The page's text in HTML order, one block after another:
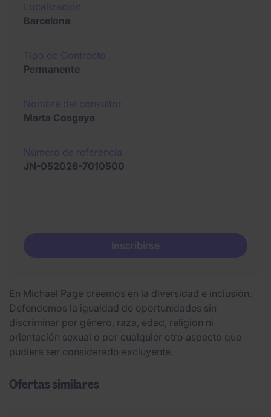
Barcelona
Permanente
Marta Cosgaya
JN-052026-7010500
Inscribirse
En Michael Page creemos en la diversidad e inclusión.
Defendemos la igualdad de oportunidades sin
discriminar por género, raza, edad, religión ni
orientación sexual o por cualquier otro aspecto que
pudiera ser considerado excluyente.
Ofertas similares